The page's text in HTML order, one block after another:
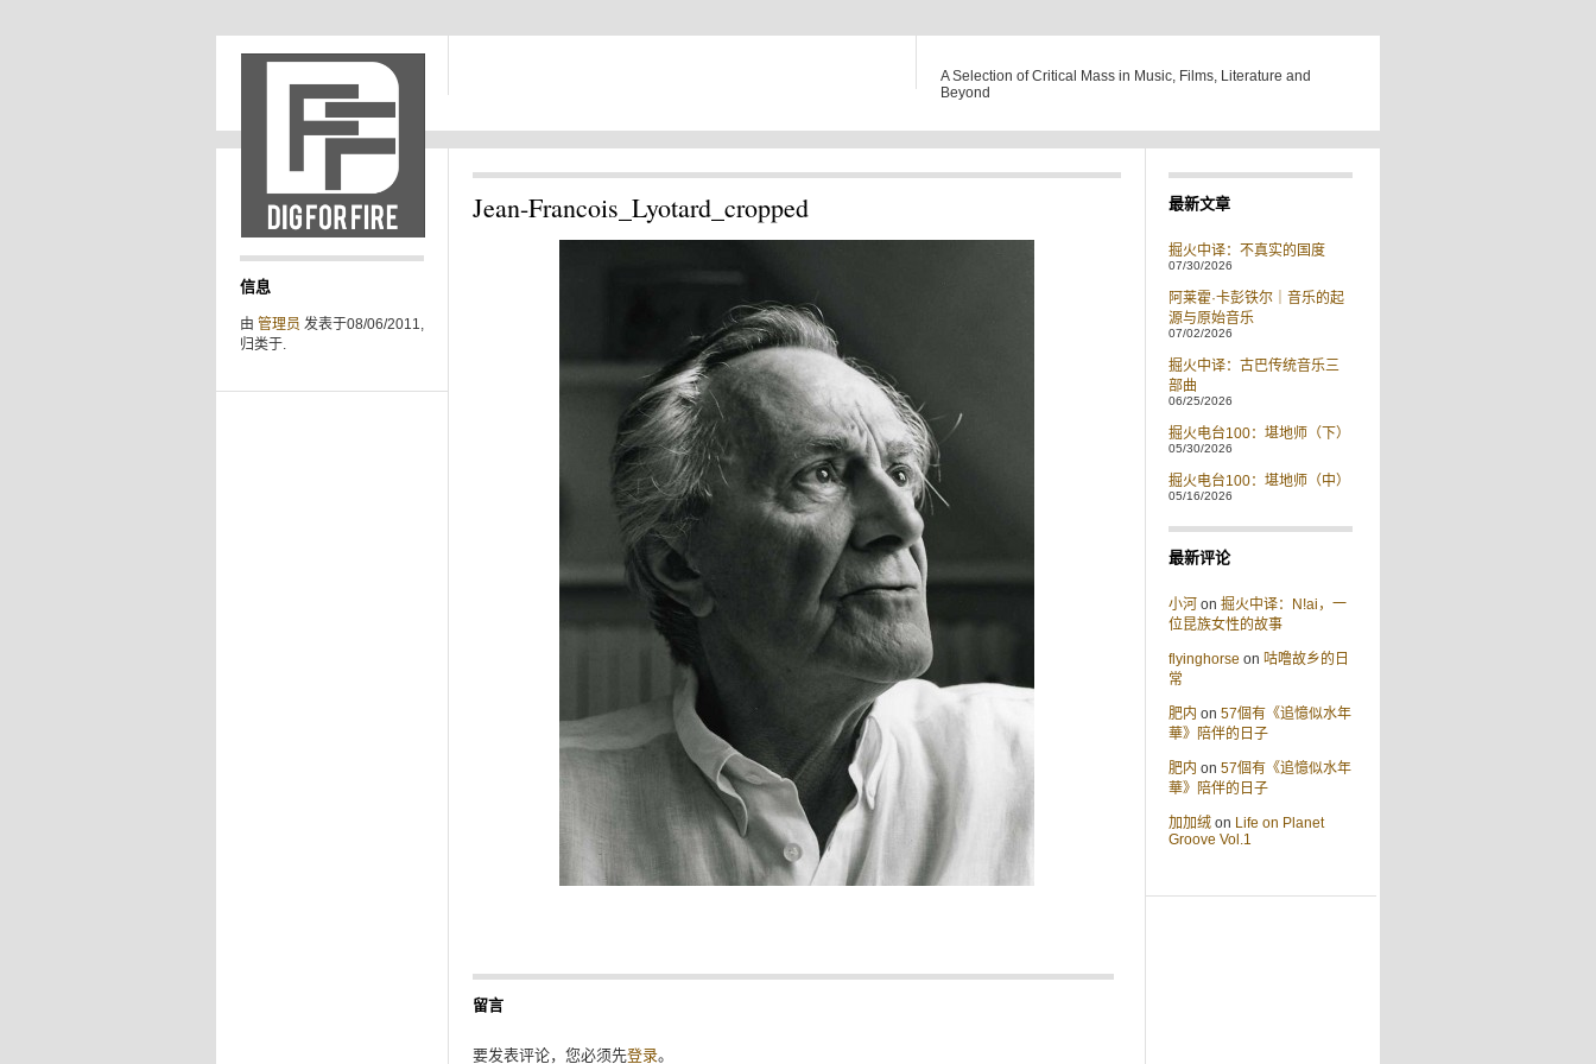
A Selection of Critical Mass in Music, Films, Literature and
Beyond
信息
由 管理员 发表于08/06/2011,
归类于.
Jean-Francois_Lyotard_cropped
留言
要发表评论，您必须先登录。
最新文章
掘火中译：不真实的国度
07/30/2026
阿莱霍·卡彭铁尔｜音乐的起
源与原始音乐
07/02/2026
掘火中译：古巴传统音乐三
部曲
06/25/2026
掘火电台100：堪地师（下）
05/30/2026
掘火电台100：堪地师（中）
05/16/2026
最新评论
小河 on 掘火中译：N!ai，一
位昆族女性的故事
flyinghorse on 咕噜故乡的日
常
肥内 on 57個有《追憶似水年
華》陪伴的日子
肥内 on 57個有《追憶似水年
華》陪伴的日子
加加绒 on Life on Planet
Groove Vol.1